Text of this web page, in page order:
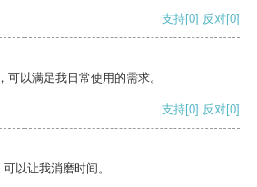
支持[0] 反对[0]
以满足我日常使用的需求。
支持[0] 反对[0]
以让我消磨时间。